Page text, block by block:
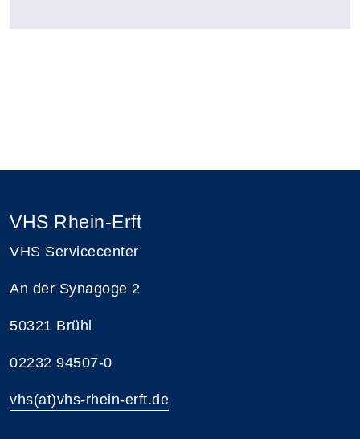
VHS Rhein-Erft
VHS Servicecenter
An der Synagoge 2
50321 Brühl
02232 94507-0
vhs(at)vhs-rhein-erft.de